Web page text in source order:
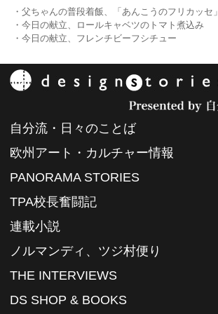
・父ちゃんの普段着飯、「あんこうのフリカッセ」
・今日の献立、ロールキャベツのトマト煮込み
・今日の献立、フレンチビーフシチュー
自分流・日々のことば
欧州アート・カルチャー情報
PANORAMA STORIES
TPA校長奮闘記
連載小説
ノルマンディ、ツジ村便り
THE INTERVIEWS
DS SHOP & BOOKS